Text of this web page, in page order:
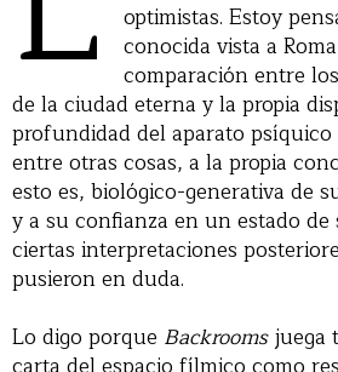
optimistas. Estoy
conocida vista a
comparación entre
de la ciudad eterna y la propia
profundidad del aparato psíquico
entre otras cosas, a la propia
esto es, biológico-generativa de
y a su confianza en un estado de
ciertas interpretaciones
pusieron en duda.
Lo digo porque Backroomsjuega